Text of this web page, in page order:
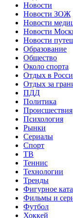
Новости
Новости ЗОЖ
Новости
Новости
Новости
Образование
Общество
Около спорта
Отдых в
Отдых за
ПДД
Политика
Происшествия
Психология
Рынки
Сериалы
Спорт
ТВ
Теннис
Технологии
Тренды
Фигурное
Фильмы и
Футбол
Хоккей